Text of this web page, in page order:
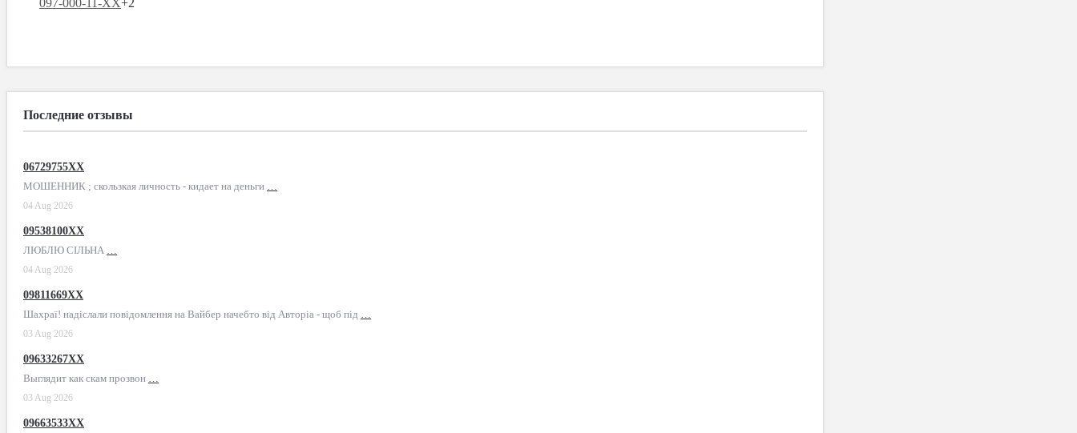
097-000-11-XX+2
Последние отзывы
06729755XX
МОШЕННИК ; скользкая личность - кидает на деньги …
04 Aug 2026
09538100XX
ЛЮБЛЮ СІЛЬНА …
04 Aug 2026
09811669XX
Шахраї! надіслали повідомлення на Вайбер начебто від Авторіа - щоб під …
03 Aug 2026
09633267XX
Выглядит как скам прозвон …
03 Aug 2026
09663533XX